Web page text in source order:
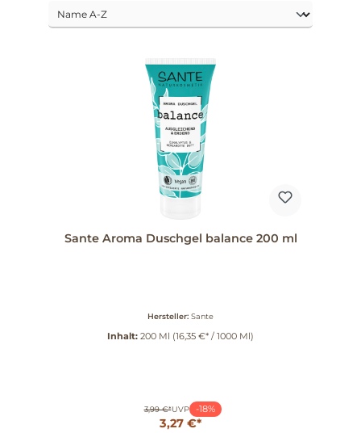
Sante Aroma Duschgel balance 200 ml
Hersteller: Sante
Inhalt: 200 Ml (16,35 €* / 1000 Ml)
3,99 €*UVP -18%
3,27 €*